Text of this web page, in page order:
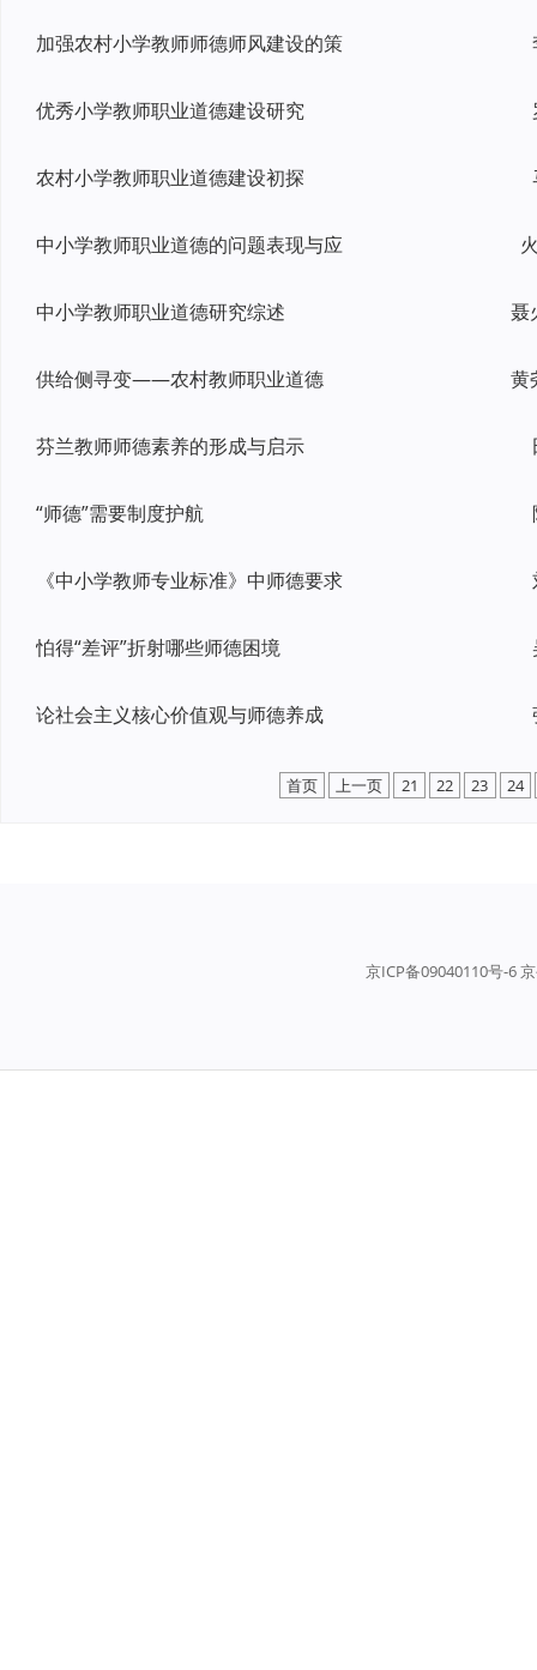
加强农村小学教师师德师风建设的策
优秀小学教师职业道德建设研究
农村小学教师职业道德建设初探
中小学教师职业道德的问题表现与应
中小学教师职业道德研究综述 聂
供给侧寻变——农村教师职业道德 黄
芬兰教师师德素养的形成与启示
“师德”需要制度护航
《中小学教师专业标准》中师德要求
怕得“差评”折射哪些师德困境
论社会主义核心价值观与师德养成
首页 上一页 21 22 23 24
京ICP备09040110号-6